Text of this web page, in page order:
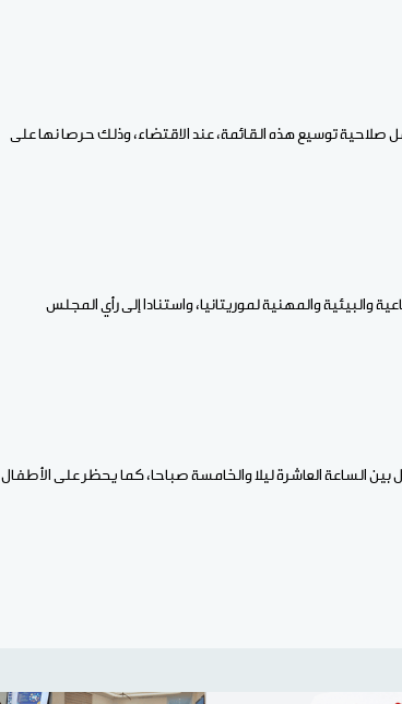
صلاحية توسيع هذه القائمة، عند الاقتضاء، وذلك حرصا نها على
والمهنية لموريتانيا، واستنادا إلى رأي المجلس
بين الساعة العاشرة ليلا والخامسة صباحا، كما يحظر على الأطفال